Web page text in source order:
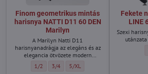
Finom geometrikus mintás
harisnya NATTI D11 60 DEN
Marilyn
A Marilyn Natti D11
harisnyanadrágja az elegáns és az
elegancia ötvözete modern
dizájnban.
Finom geometrikus mintás harisnya NATTI
1/2 Finom geometrikus mintás harisnya
3/4 Finom geometrikus mintás
5/XL
Fekete
LINE
Szexi